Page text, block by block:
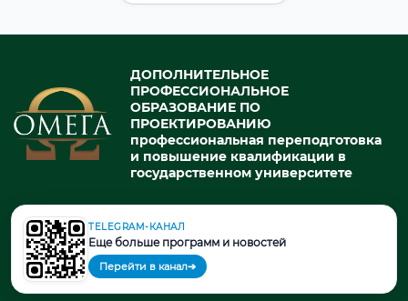
ДОПОЛНИТЕЛЬНОЕ
ПРОФЕССИОНАЛЬНОЕ
ОБРАЗОВАНИЕ ПО
ПРОЕКТИРОВАНИЮ
профессиональная переподготовка
и повышение квалификации в
государственном университете
© 2026. При использовании материалов портала активная ссылка
на источник обязательна.
TELEGRAM-КАНАЛ
Еще больше программ и новостей
Перейти в канал➔